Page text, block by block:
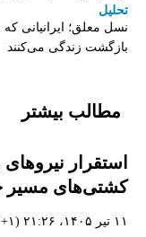
تحلیل
نسل معلق؛ ایرانیانی
بازگشت زندگی می‌کنند
مطالب بیشتر
استقرار
کشتی‌های مسیر
۱۱ تیر ۱۴۰۵، ۲۱:۲۶ (‎+۱ گرینویچ)